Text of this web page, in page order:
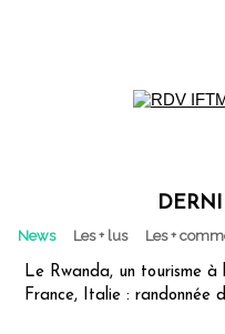
News Les + lus Les +
Le Rwanda, un tourisme
France, Italie : randonnée